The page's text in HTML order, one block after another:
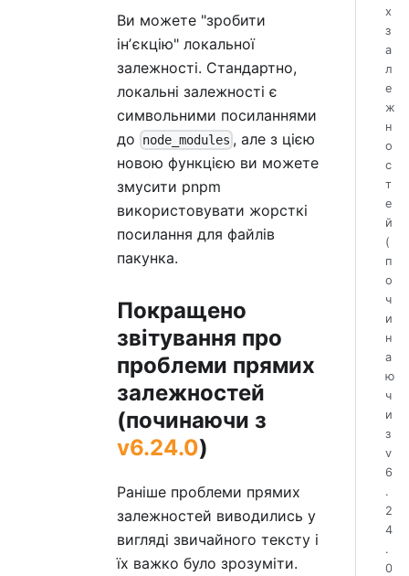
Ви можете "зробити
інʼєкцію" локальної
залежності. Стандартно,
локальні залежності є
символьними посиланнями
до
node_modules , але з цією
новою функцією ви можете
змусити pnpm
використовувати жорсткі
посилання для файлів
пакунка.
Покращено
звітування про
проблеми прямих
залежностей
(починаючи з
v6.24.0)
Раніше проблеми прямих
залежностей виводились у
вигляді звичайного тексту і
їх важко було зрозуміти.
х
з
а
л
е
ж
н
о
с
т
е
й
(
п
о
ч
и
н
а
ю
ч
и
з
v
6
.
2
4
.
0